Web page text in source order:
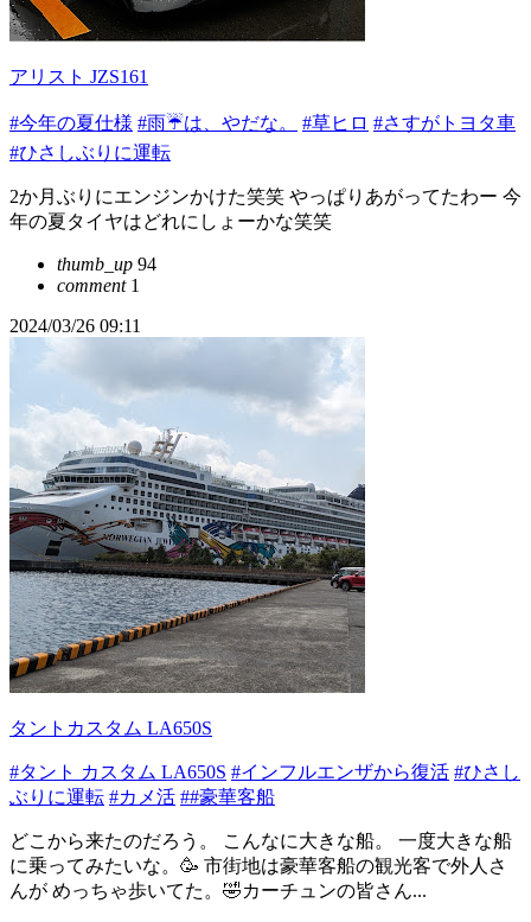
アリスト JZS161
#今年の夏仕様 #雨☔️は、やだな。 #草ヒロ #さすがトヨタ車
#ひさしぶりに運転
2か月ぶりにエンジンかけた笑笑 やっぱりあがってたわー 今
年の夏タイヤはどれにしょーかな笑笑
thumb_up 94
comment1
2024/03/26 09:11
タントカスタム LA650S
#タント カスタム LA650S #インフルエンザから復活 #ひさし
ぶりに運転 #カメ活 ##豪華客船
どこから来たのだろう。 こんなに大きな船。 一度大きな船
に乗ってみたいな。🥳 市街地は豪華客船の観光客で外人さ
んが めっちゃ歩いてた。🤣カーチュンの皆さん...